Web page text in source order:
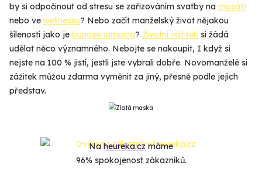
by si odpočinout od stresu se zařizováním svatby na masáži
nebo ve wellnessu? Nebo začít manželský život nějakou
šíleností jako je bungee jumping? Životní zážitek si žádá
udělat něco významného. Nebojte se nakoupit, I když si
nejste na 100 % jistí, jestli jste vybrali dobře. Novomanželé si
zážitek můžou zdarma vyměnit za jiný, přesně podle jejich
představ.
Naheureka.czmáme
96% spokojenost zákazníků.